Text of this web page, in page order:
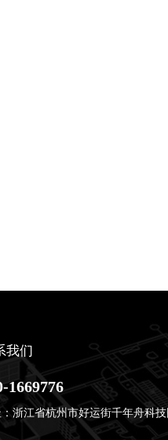
我们
1669776
浙江省杭州市好运街千年舟科技